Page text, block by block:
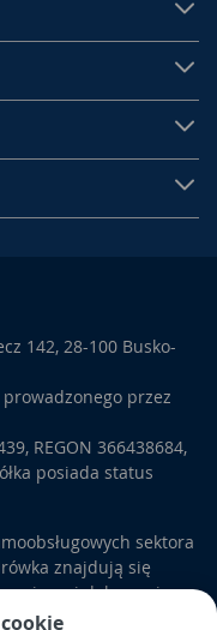
142, 28-100 Busko-
przez
REGON 366438684,
posiada status
sektora
znajdują się
i dekoracyjne,
a także